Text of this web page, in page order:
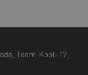
Toom-Kooli 17,